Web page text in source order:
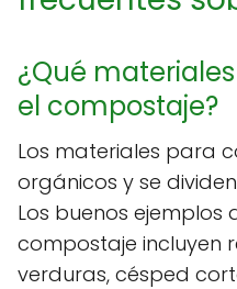
¿Qué
el compostaje?
Los materiales para
orgánicos y se
Los buenos
compostaje incluyen
verduras, césped